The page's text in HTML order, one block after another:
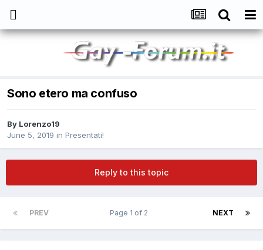
Sono etero ma confuso
By Lorenzo19
June 5, 2019 in Presentati!
Reply to this topic
PREV NEXT
Page 1 of 2